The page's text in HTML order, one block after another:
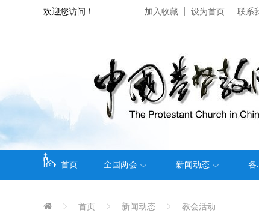
欢迎您访问！ 加入收藏 设为首页 联系
首页 全国两会 新闻动态 各
首页 新闻动态 教会活动